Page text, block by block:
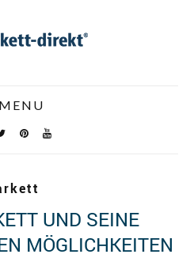
MENU
UND SEINE
MÖGLICHKEITEN